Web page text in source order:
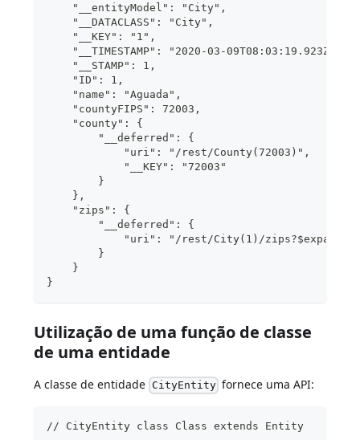
    "__entityModel": "City",
    "__DATACLASS": "City",
    "__KEY": "1",
    "__TIMESTAMP": "2020-03-09T08:03:19.923Z",
    "__STAMP": 1,
    "ID": 1,
    "name": "Aguada",
    "countyFIPS": 72003,
    "county": {
        "__deferred": {
            "uri": "/rest/County(72003)",
            "__KEY": "72003"
        }
    },
    "zips": {
        "__deferred": {
"uri": "/rest/City(1)/
        }
    }
}
Utilização de uma função de classe
de uma entidade
A classe de entidade CityEntity fornece uma API:
// CityEntity class Class extends Entity